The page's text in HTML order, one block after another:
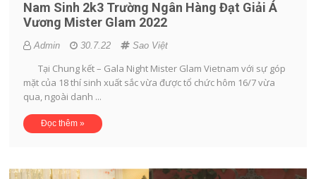
Nam Sinh 2k3 Trường Ngân Hàng Đạt Giải Á
Vương Mister Glam 2022
Admin 30.7.22 Sao Việt
Tại Chung kết – Gala Night Mister Glam Vietnam với sự góp
mặt của 18 thí sinh xuất sắc vừa được tổ chức hôm 16/7 vừa
qua, ngoài danh ...
Đọc thêm »